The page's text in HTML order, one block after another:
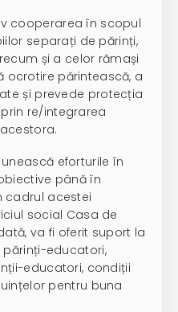
cooperarea în scopul
separați de părinți,
și a celor rămași
ocrotire părintească, a
și prevede protecția
re/integrarea
eforturile în
până în
cadrul acestei
social Casa de
va fi oferit suport la
educatori,
educatori, condiții
pentru buna